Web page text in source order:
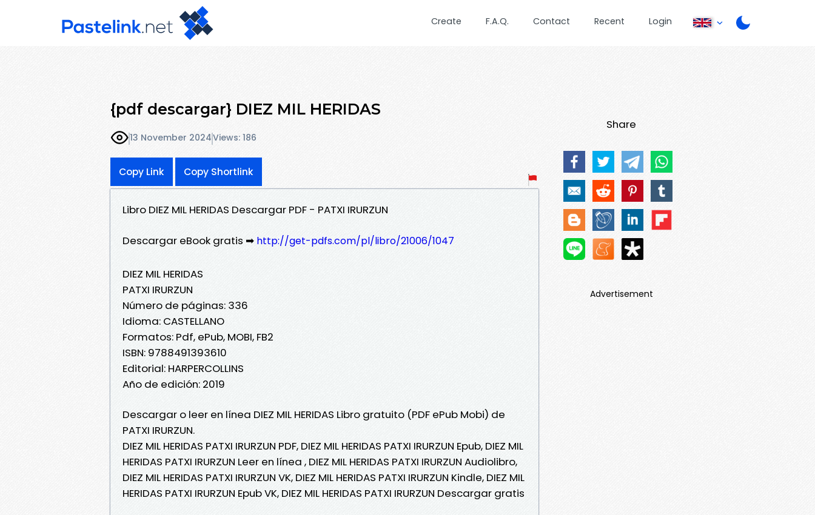
Create F.A.Q. Contact Recent Login
{pdf descargar} DIEZ MIL HERIDAS
13 November 2024Views: 186
Copy Link Copy Shortlink
Libro DIEZ MIL HERIDAS Descargar PDF - PATXI IRURZUN
Descargar eBook gratis ➡ http://get-pdfs.com/pl/libro/21006/1047
DIEZ MIL HERIDAS
PATXI IRURZUN
Número de páginas: 336
Idioma: CASTELLANO
Formatos: Pdf, ePub, MOBI, FB2
ISBN: 9788491393610
Editorial: HARPERCOLLINS
Año de edición: 2019
Descargar o leer en línea DIEZ MIL HERIDAS Libro gratuito (PDF ePub Mobi) de
PATXI IRURZUN.
DIEZ MIL HERIDAS PATXI IRURZUN PDF, DIEZ MIL HERIDAS PATXI IRURZUN Epub, DIEZ MIL
HERIDAS PATXI IRURZUN Leer en línea , DIEZ MIL HERIDAS PATXI IRURZUN Audiolibro,
DIEZ MIL HERIDAS PATXI IRURZUN VK, DIEZ MIL HERIDAS PATXI IRURZUN Kindle, DIEZ MIL
HERIDAS PATXI IRURZUN Epub VK, DIEZ MIL HERIDAS PATXI IRURZUN Descargar gratis
Share
Advertisement